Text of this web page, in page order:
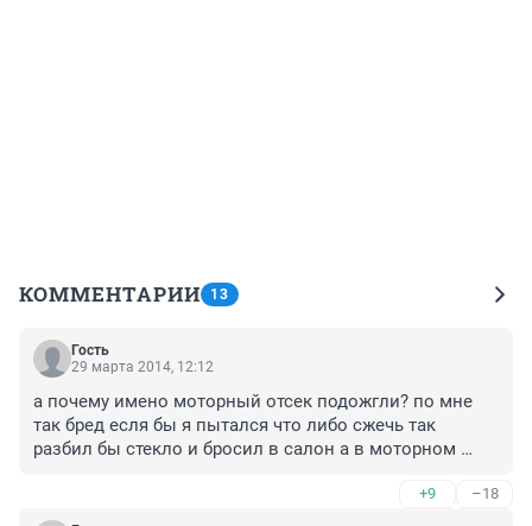
КОММЕНТАРИИ 13
Гость
29 марта 2014, 12:12
а почему имено моторный отсек подожгли? по мне
так бред есля бы я пытался что либо сжечь так
разбил бы стекло и бросил в салон а в моторном
куда правое и левое крыло делись?!?!?! походу
машина была разбита и денег на восстановление не
+9 –18